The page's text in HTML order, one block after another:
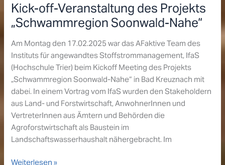
Kick-off-Veranstaltung des Projekts
„Schwammregion Soonwald-Nahe“
Am Montag den 17.02.2025 war das AFaktive Team des
Instituts für angewandtes Stoffstrommanagement, IfaS
(Hochschule Trier) beim Kickoff Meeting des Projekts
„Schwammregion Soonwald-Nahe“ in Bad Kreuznach mit
dabei. In einem Vortrag vom IfaS wurden den Stakeholdern
aus Land- und Forstwirtschaft, AnwohnerInnen und
VertreterInnen aus Ämtern und Behörden die
Agroforstwirtschaft als Baustein im
Landschaftswasserhaushalt nähergebracht. Im
Kick-
Weiterlesen »